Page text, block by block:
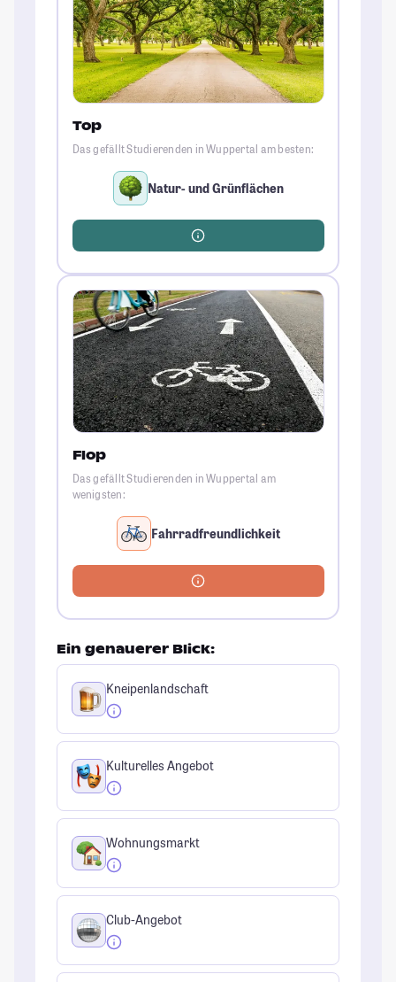
Top
Das gefällt Studierenden in Wuppertal am besten:
Natur- und Grünflächen
Flop
Das gefällt Studierenden in Wuppertal am
wenigsten:
Fahrradfreundlichkeit
Ein genauerer Blick:
Kneipenlandschaft
Kulturelles Angebot
Wohnungsmarkt
Club-Angebot